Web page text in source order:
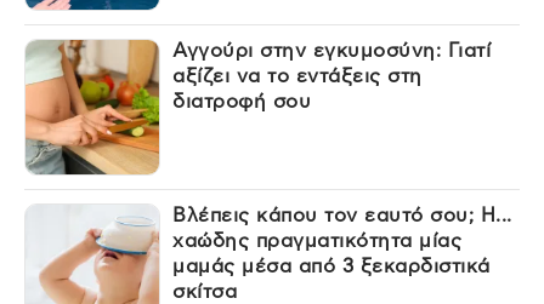
Αγγούρι στην εγκυμοσύνη: Γιατί
αξίζει να το εντάξεις στη
διατροφή σου
Βλέπεις κάπου τον εαυτό σου; Η...
χαώδης πραγματικότητα μίας
μαμάς μέσα από 3 ξεκαρδιστικά
σκίτσα